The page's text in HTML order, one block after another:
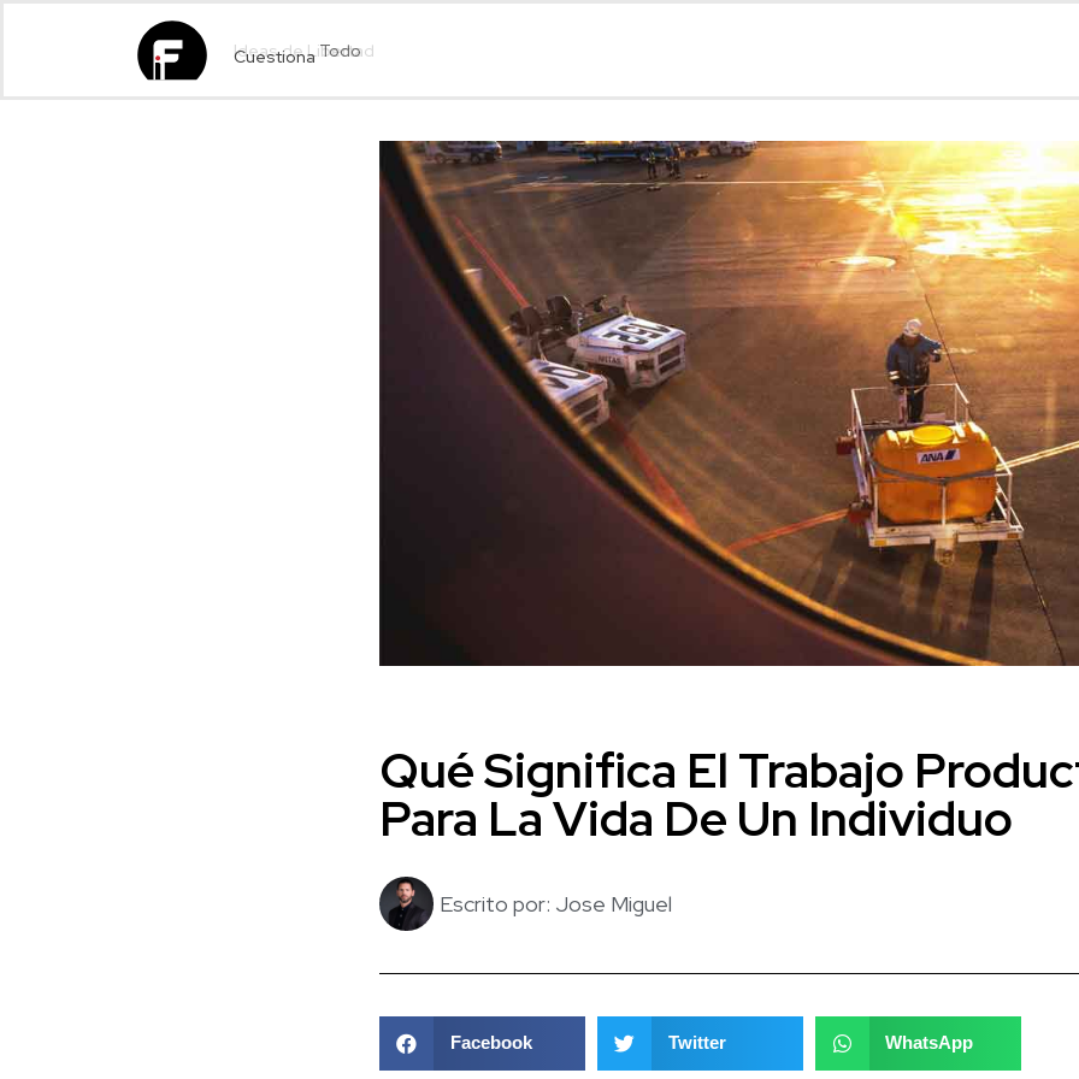
Cuestiona Todo
Qué Significa El Trabajo
Para La Vida De Un Individuo
Escrito por: Jose Miguel
Facebook Twitter WhatsApp